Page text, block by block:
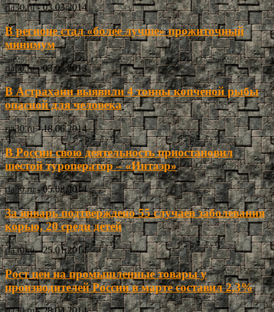
ria30.ru - 03.03.2014
В регионе стал «более лучше» прожиточный
минимум
ria30.ru - 03.05.2013
В Астрахани выявили 4 тонны копченой рыбы
опасной для человека
ria30.ru - 18.06.2014
В России свою деятельность приостановил
шестой туроператор – «Интаэр»
ria30.ru - 05.08.2014
За январь подтверждено 55 случаев заболевания
корью, 20 среди детей
ria30.ru - 25.01.2014
Рост цен на промышленные товары у
производителей России в марте составил 2,3%